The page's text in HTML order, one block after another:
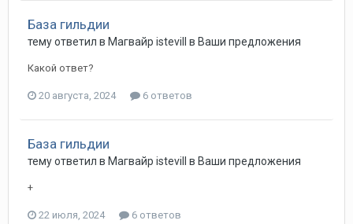
База гильдии
тему ответил в Магвайр istevill в Ваши предложения
Какой ответ?
20 августа, 2024 6 ответов
База гильдии
тему ответил в Магвайр istevill в Ваши предложения
+
22 июля, 2024 6 ответов